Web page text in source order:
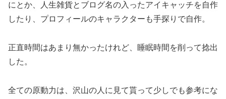
にとか、人生雑貨とブログ名の入ったアイキャッチを自作
したり、プロフィールのキャラクターも手探りで自作。
正直時間はあまり無かったけれど、睡眠時間を削って捻出
した。
全ての原動力は、沢山の人に見て貰って少しでも参考にな